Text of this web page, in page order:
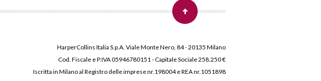
HarperCollins Italia S.p.A. Viale Monte Nero, 84 - 20135 Milano
Cod. Fiscale e P.IVA 05946780151 - Capitale Sociale 258.250 €
Iscritta in Milano al Registro delle imprese nr.198004 e REA nr.1051898